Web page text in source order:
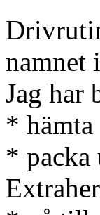
namnet
Jag har
*
* packa